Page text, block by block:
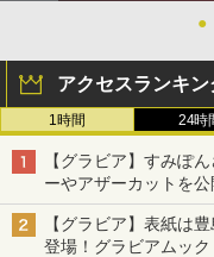
●
アクセスランキン
1時間 24時
【グラビア】すみぽ
ーやアザーカットを公
タイトルは「offcourt
【グラビア】表紙は
登場！グラビアムッ